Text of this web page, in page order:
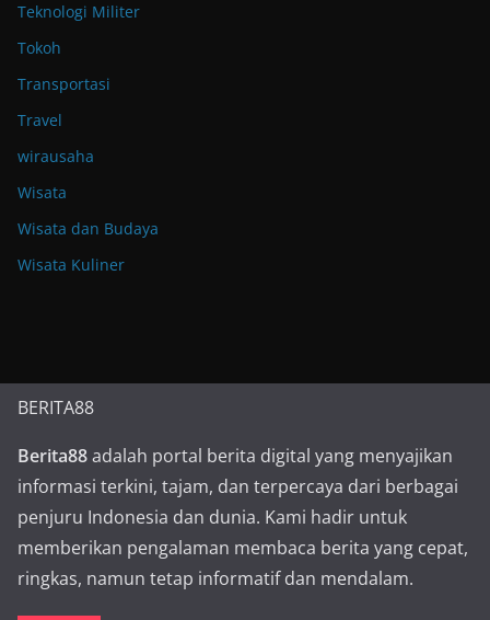
Teknologi Militer
Tokoh
Transportasi
Travel
wirausaha
Wisata
Wisata dan Budaya
Wisata Kuliner
BERITA88
Berita88adalah portal berita digital yang menyajikan
informasi terkini, tajam, dan terpercaya dari berbagai
penjuru Indonesia dan dunia. Kami hadir untuk
memberikan pengalaman membaca berita yang cepat,
ringkas, namun tetap informatif dan mendalam.